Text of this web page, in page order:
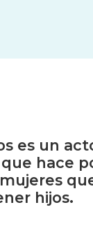
es un
que hace
mujeres
hijos.